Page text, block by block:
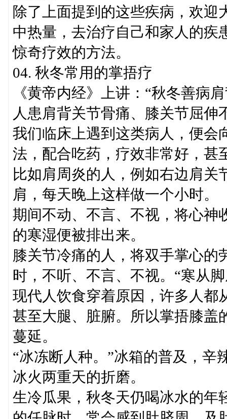
除了上面提到的这些疾病，欢迎
中热量，去治疗自己和家人的疾
惊奇疗效的方法。
04. 秋冬常用的掌捂疗
《黄帝内经》上讲：“秋冬善病
人患肩背关节骨痛、膝关节屈伸
我们临床上遇到这类病人，便会
法，配合吃药，疗效非常好，甚
比如肩周炎的人，例如右边肩
肩，每天晚上这样做一个小时。
期间不动、不言、不视，将心神
的寒湿便被排出来。
膝关节冷痛的人，将双手掌心的
时，不听、不言、不视。“寒从
现代人饮食穿着原因，许多人都
甚至大腿、脏腑。所以掌捂膝盖
蔓延。
“冰冻断人种。”冰箱的普及，辛
冰火两重天的折磨。
生冷瓜果，秋冬天仍喝冰水的年